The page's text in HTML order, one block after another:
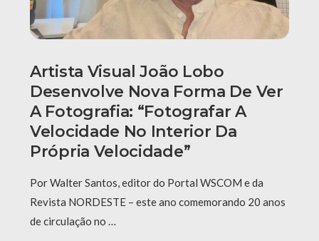
Artista Visual João Lobo
Desenvolve Nova Forma De Ver
A Fotografia: “fotografar A
Velocidade No Interior Da
Própria Velocidade”
Por Walter Santos, editor do Portal WSCOM e da
Revista NORDESTE – este ano comemorando 20 anos
de circulação no …